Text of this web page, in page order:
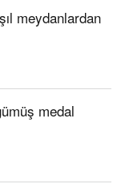
meydanlardan
medal